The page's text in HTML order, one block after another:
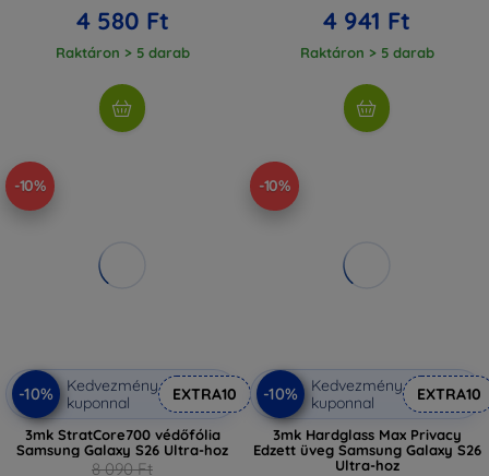
4 580 Ft
Raktáron > 5 darab
4 941 Ft
Raktáron > 5 darab
-10%
-10%
Kedvezmény
kuponnal
EXTRA10
3mk StratCore700 védőfólia
Samsung Galaxy S26 Ultra-hoz
8 090 Ft
-10%
-10%
Kedvezmény
kuponnal
EXTRA10
3mk Hardglass Max Privacy
Edzett üveg Samsung Galaxy S26
Ultra-hoz